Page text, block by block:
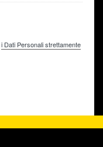
i Dati Personali strettamente